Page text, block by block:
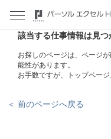
該当する仕事情報は見つ
お探しのページは、ページ
能性があります。
お手数ですが、トップペー
＜ 前のページへ戻る